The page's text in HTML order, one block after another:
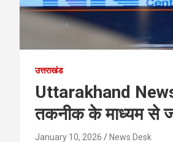
उत्तराखंड
Uttarakhand News-
तकनीक के माध्यम से
January 10, 2026 News Desk